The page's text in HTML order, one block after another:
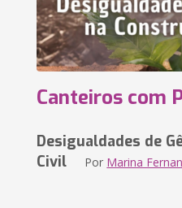
Canteiros com
Desigualdades de
Civil Por Marina